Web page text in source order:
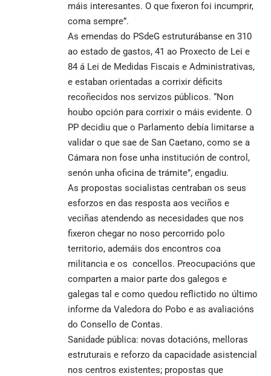
máis interesantes. O que fixeron foi incumprir,
coma sempre”.
As emendas do PSdeG estruturábanse en 310
ao estado de gastos, 41 ao Proxecto de Lei e
84 á Lei de Medidas Fiscais e Administrativas,
e estaban orientadas a corrixir déficits
recoñecidos nos servizos públicos. “Non
houbo opción para corrixir o máis evidente. O
PP decidiu que o Parlamento debía limitarse a
validar o que sae de San Caetano, como se a
Cámara non fose unha institución de control,
senón unha oficina de trámite”, engadiu.
As propostas socialistas centraban os seus
esforzos en das resposta aos veciños e
veciñas atendendo as necesidades que nos
fixeron chegar no noso percorrido polo
territorio, ademáis dos encontros coa
militancia e os concellos. Preocupacións que
comparten a maior parte dos galegos e
galegas tal e como quedou reflictido no último
informe da Valedora do Pobo e as avaliacións
do Consello de Contas.
Sanidade pública: novas dotacións, melloras
estruturais e reforzo da capacidade asistencial
nos centros existentes; propostas que